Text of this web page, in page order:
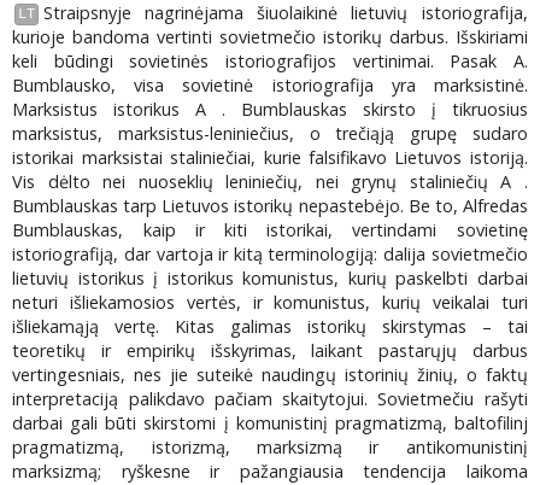
LT Straipsnyje nagrinėjama šiuolaikinė lietuvių istoriografija,
kurioje bandoma vertinti sovietmečio istorikų darbus. Išskiriami
keli būdingi sovietinės istoriografijos vertinimai. Pasak A.
Bumblausko, visa sovietinė istoriografija yra marksistinė.
Marksistus istorikus A . Bumblauskas skirsto į tikruosius
marksistus, marksistus-leniniečius, o trečiąją grupę sudaro
istorikai marksistai staliniečiai, kurie falsifikavo Lietuvos istoriją.
Vis dėlto nei nuoseklių leniniečių, nei grynų staliniečių A .
Bumblauskas tarp Lietuvos istorikų nepastebėjo. Be to, Alfredas
Bumblauskas, kaip ir kiti istorikai, vertindami sovietinę
istoriografiją, dar vartoja ir kitą terminologiją: dalija sovietmečio
lietuvių istorikus į istorikus komunistus, kurių paskelbti darbai
neturi išliekamosios vertės, ir komunistus, kurių veikalai turi
išliekamąją vertę. Kitas galimas istorikų skirstymas – tai
teoretikų ir empirikų išskyrimas, laikant pastarųjų darbus
vertingesniais, nes jie suteikė naudingų istorinių žinių, o faktų
interpretaciją palikdavo pačiam skaitytojui. Sovietmečiu rašyti
darbai gali būti skirstomi į komunistinį pragmatizmą, baltofilinj
pragmatizmą, istorizmą, marksizmą ir antikomunistinį
marksizmą; ryškesne ir pažangiausia tendencija laikoma